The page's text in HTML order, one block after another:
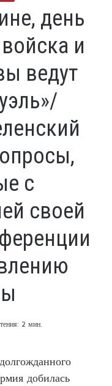
день
и
ведут
с
своей
2 мин.
добилась